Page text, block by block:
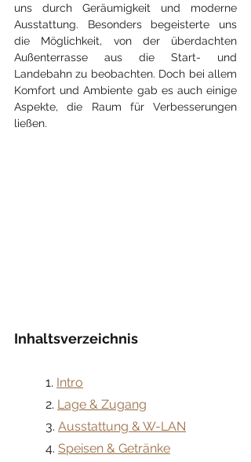
uns durch Geräumigkeit und moderne
Ausstattung. Besonders begeisterte uns
die Möglichkeit, von der überdachten
Außenterrasse aus die Start- und
Landebahn zu beobachten. Doch bei allem
Komfort und Ambiente gab es auch einige
Aspekte, die Raum für Verbesserungen
ließen.
Inhaltsverzeichnis
	1.
Intro
	2.
Lage & Zugang
	3.
Ausstattung & W-LAN
	4.
Speisen & Getränke